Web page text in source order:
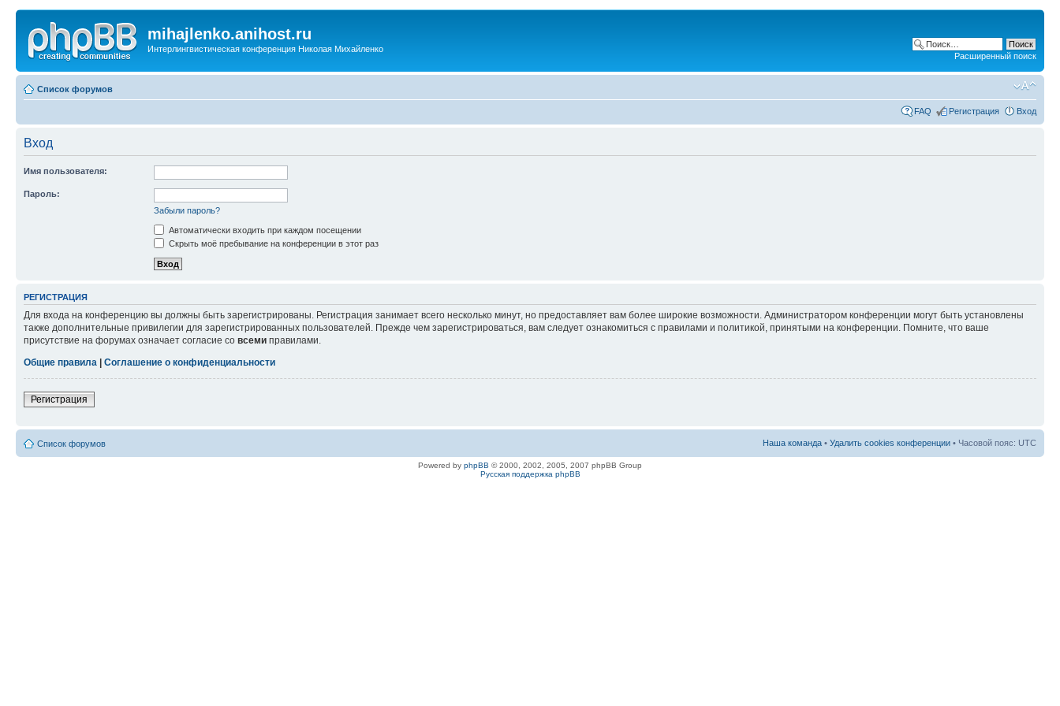
mihajlenko.anihost.ru
Интерлингвистическая конференция Николая Михайленко
Расширенный поиск
Список форумов
FAQ Регистрация Вход
Вход
Имя пользователя:
Пароль:
Забыли пароль?
Автоматически входить при каждом посещении
Скрыть моё пребывание на конференции в этот раз
РЕГИСТРАЦИЯ
Для входа на конференцию вы должны быть зарегистрированы. Регистрация занимает всего несколько минут, но предоставляет вам более широкие возможности. Администратором конференции могут быть установлены
также дополнительные привилегии для зарегистрированных пользователей. Прежде чем зарегистрироваться, вам следует ознакомиться с правилами и политикой, принятыми на конференции. Помните, что ваше
присутствие на форумах означает согласие со всеми правилами.
Общие правила
Соглашение о конфиденциальности
Регистрация
Список форумов Наша команда • Удалить cookies конференции • Часовой пояс: UTC
Powered by phpBB © 2000, 2002, 2005, 2007 phpBB Group
Русская поддержка phpBB